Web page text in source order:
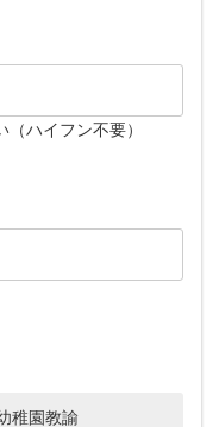
ハイフン不要）
稚園教諭